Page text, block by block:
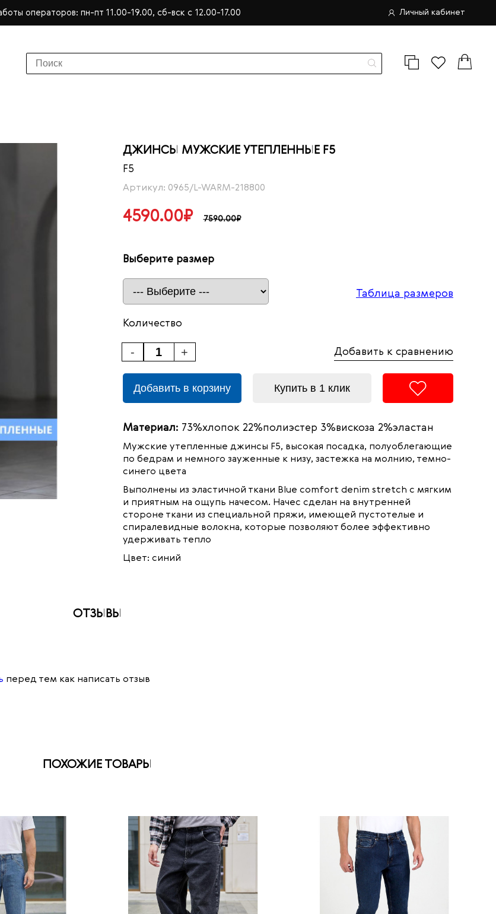
операторов: пн-пт 11.00-19.00, сб-вск с 12.00-17.00 Личный кабинет
ДЖИНСЫ МУЖСКИЕ УТЕПЛЕННЫЕ F5
F5
Артикул: 0965/L-WARM-218800
4590.00₽ 7590.00₽
Выберите размер
Таблица размеров
Количество
+
- Добавить к сравнению
Добавить в корзину Купить в 1 клик
Материал: 73%хлопок 22%полиэстер 3%вискоза 2%эластан
Мужские утепленные джинсы F5, высокая посадка, полуоблегающие
по бедрам и немного зауженные к низу, застежка на молнию, темно-
синего цвета
Выполнены из эластичной ткани Blue comfort denim stretch с мягким
и приятным на ощупь начесом. Начес сделан на внутренней
стороне ткани из специальной пряжи, имеющей пустотелые и
спиралевидные волокна, которые позволяют более эффективно
удерживать тепло
Цвет: синий
ОТЗЫВЫ
перед тем как написать отзыв
ПОХОЖИЕ ТОВАРЫ